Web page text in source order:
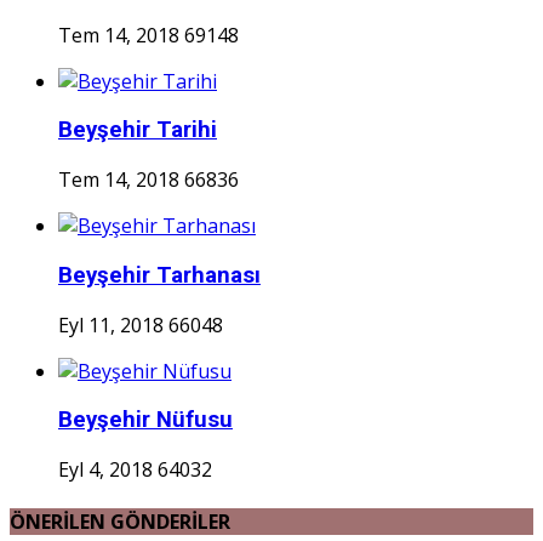
Tem 14, 2018 69148
Beyşehir Tarihi
Tem 14, 2018 66836
Beyşehir Tarhanası
Eyl 11, 2018 66048
Beyşehir Nüfusu
Eyl 4, 2018 64032
ÖNERİLEN GÖNDERİLER